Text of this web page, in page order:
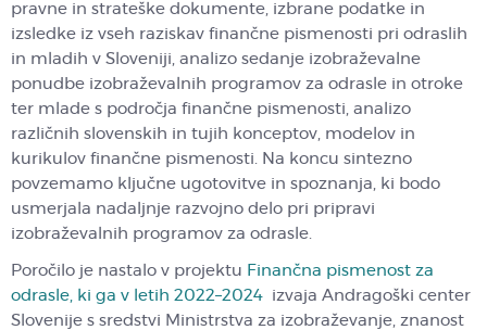
pravne in strateške dokumente, izbrane podatke in
izsledke iz vseh raziskav finančne pismenosti pri odraslih
in mladih v Sloveniji, analizo sedanje izobraževalne
ponudbe izobraževalnih programov za odrasle in otroke
ter mlade s področja finančne pismenosti, analizo
različnih slovenskih in tujih konceptov, modelov in
kurikulov finančne pismenosti. Na koncu sintezno
povzemamo ključne ugotovitve in spoznanja, ki bodo
usmerjala nadaljnje razvojno delo pri pripravi
izobraževalnih programov za odrasle.
Poročilo je nastalo v projektu Finančna pismenost za
odrasle, ki ga v letih 2022–2024 izvaja Andragoški center
Slovenije s sredstvi Ministrstva za izobraževanje, znanost